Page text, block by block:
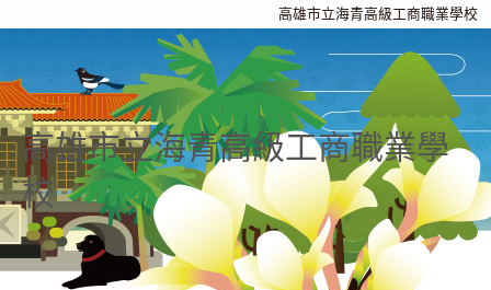
高雄市立海青高級工商職業學校
高雄市立海青高級工商職業學
校